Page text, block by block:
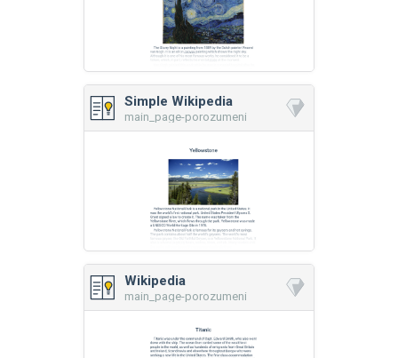
Simple Wikipedia
main_page-porozumeni
Wikipedia
main_page-porozumeni